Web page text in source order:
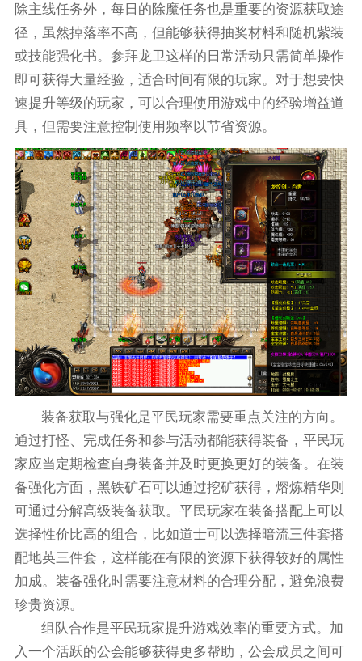
除主线任务外，每日的除魔任务也是重要的资源获取途
径，虽然掉落率不高，但能够获得抽奖材料和随机紫装
或技能强化书。参拜龙卫这样的日常活动只需简单操作
即可获得大量经验，适合时间有限的玩家。对于想要快
速提升等级的玩家，可以合理使用游戏中的经验增益道
具，但需要注意控制使用频率以节省资源。
装备获取与强化是平民玩家需要重点关注的方向。
通过打怪、完成任务和参与活动都能获得装备，平民玩
家应当定期检查自身装备并及时更换更好的装备。在装
备强化方面，黑铁矿石可以通过挖矿获得，熔炼精华则
可通过分解高级装备获取。平民玩家在装备搭配上可以
选择性价比高的组合，比如道士可以选择暗流三件套搭
配地英三件套，这样能在有限的资源下获得较好的属性
加成。装备强化时需要注意材料的合理分配，避免浪费
珍贵资源。
组队合作是平民玩家提升游戏效率的重要方式。加
入一个活跃的公会能够获得更多帮助，公会成员之间可